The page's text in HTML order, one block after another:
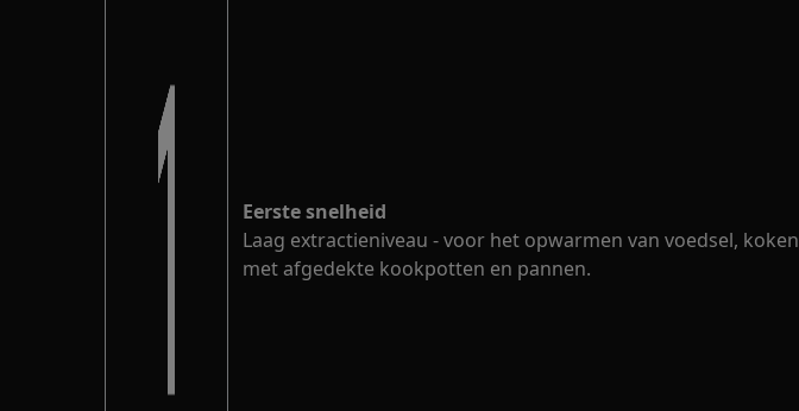
Eerste snelheid
Laag extractieniveau - voor het opwarmen van voedsel, koken
met afgedekte kookpotten en pannen.